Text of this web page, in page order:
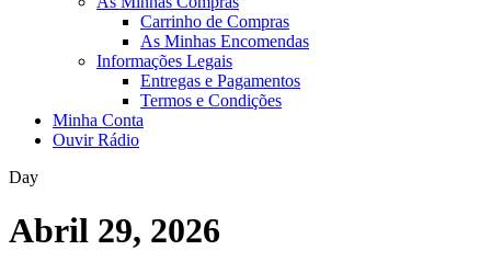
Carrinho de Compras
As Minhas Encomendas
Informações Legais
Entregas e Pagamentos
Termos e Condições
Minha Conta
Ouvir Rádio
Day
Abril 29, 2026